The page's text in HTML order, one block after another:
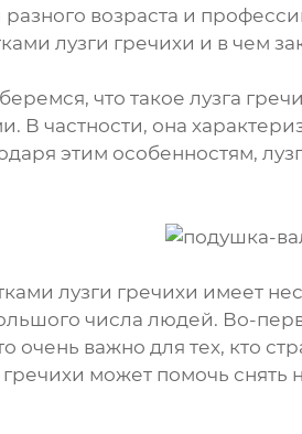
возраста и
лузги гречихи и в чем
что такое лузга
В частности, она
этим особенностям,
лузги гречихи имеет
числа людей. Во-
очень важно для тех, кто
может помочь